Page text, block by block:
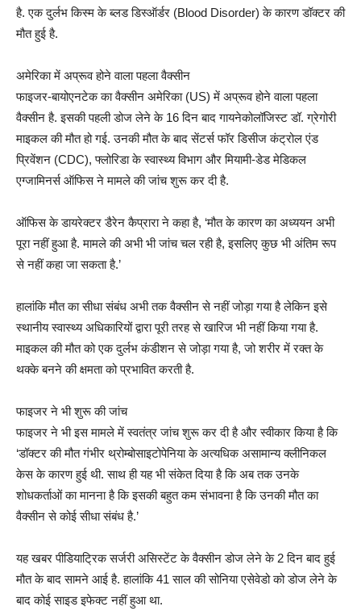
है. एक दुर्लभ किस्‍म के ब्‍लड डिस्‍ऑर्डर (Blood Disorder) के कारण डॉक्टर की
मौत हुई है.
अमेरिका में अप्रूव होने वाला पहला वैक्‍सीन
फाइजर-बायोएनटेक का वैक्‍सीन अमेरिका (US) में अप्रूव होने वाला पहला
वैक्‍सीन है. इसकी पहली डोज लेने के 16 दिन बाद गायनेकोलॉजिस्‍ट डॉ. ग्रेगोरी
माइकल की मौत हो गई. उनकी मौत के बाद सेंटर्स फॉर डिसीज कंट्रोल एंड
प्रिवेंशन (CDC), फ्लोरिडा के स्वास्थ्य विभाग और मियामी-डेड मेडिकल
एग्‍जामिनर्स ऑफिस ने मामले की जांच शुरू कर दी है.
ऑफिस के डायरेक्‍टर डैरेन कैप्रारा ने कहा है, ‘मौत के कारण का अध्‍ययन अभी
पूरा नहीं हुआ है. मामले की अभी भी जांच चल रही है, इसलिए कुछ भी अंतिम रूप
से नहीं कहा जा सकता है.’
हालांकि मौत का सीधा संबंध अभी तक वैक्सीन से नहीं जोड़ा गया है लेकिन इसे
स्‍थानीय स्वास्थ्य अधिकारियों द्वारा पूरी तरह से खारिज भी नहीं किया गया है.
माइकल की मौत को एक दुर्लभ कंडीशन से जोड़ा गया है, जो शरीर में रक्त के
थक्के बनने की क्षमता को प्रभावित करती है.
फाइजर ने भी शुरू की जांच
फाइजर ने भी इस मामले में स्वतंत्र जांच शुरू कर दी है और स्वीकार किया है कि
‘डॉक्टर की मौत गंभीर थ्रोम्बोसाइटोपेनिया के अत्यधिक असामान्य क्‍लीनिकल
केस के कारण हुई थी. साथ ही यह भी संकेत दिया है कि अब तक उनके
शोधकर्ताओं का मानना ​​है कि इसकी बहुत कम संभावना है कि उनकी मौत का
वैक्सीन से कोई सीधा संबंध है.’
यह खबर पीडियाट्रिक सर्जरी असिस्‍टेंट के वैक्‍सीन डोज लेने के 2 दिन बाद हुई
मौत के बाद सामने आई है. हालांकि 41 साल की सोनिया एसेवेडो को डोज लेने के
बाद कोई साइड इफेक्‍ट नहीं हुआ था.